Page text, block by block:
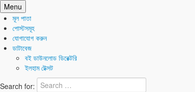
Skip
to
content
Menu
মূল পাতা
পোস্টসমূহ
যোগাযোগ করুন
ডাটাবেজ
বই ডাউনলোড ডিরেক্টরি
ইলহাম টেক্সট
Search for: